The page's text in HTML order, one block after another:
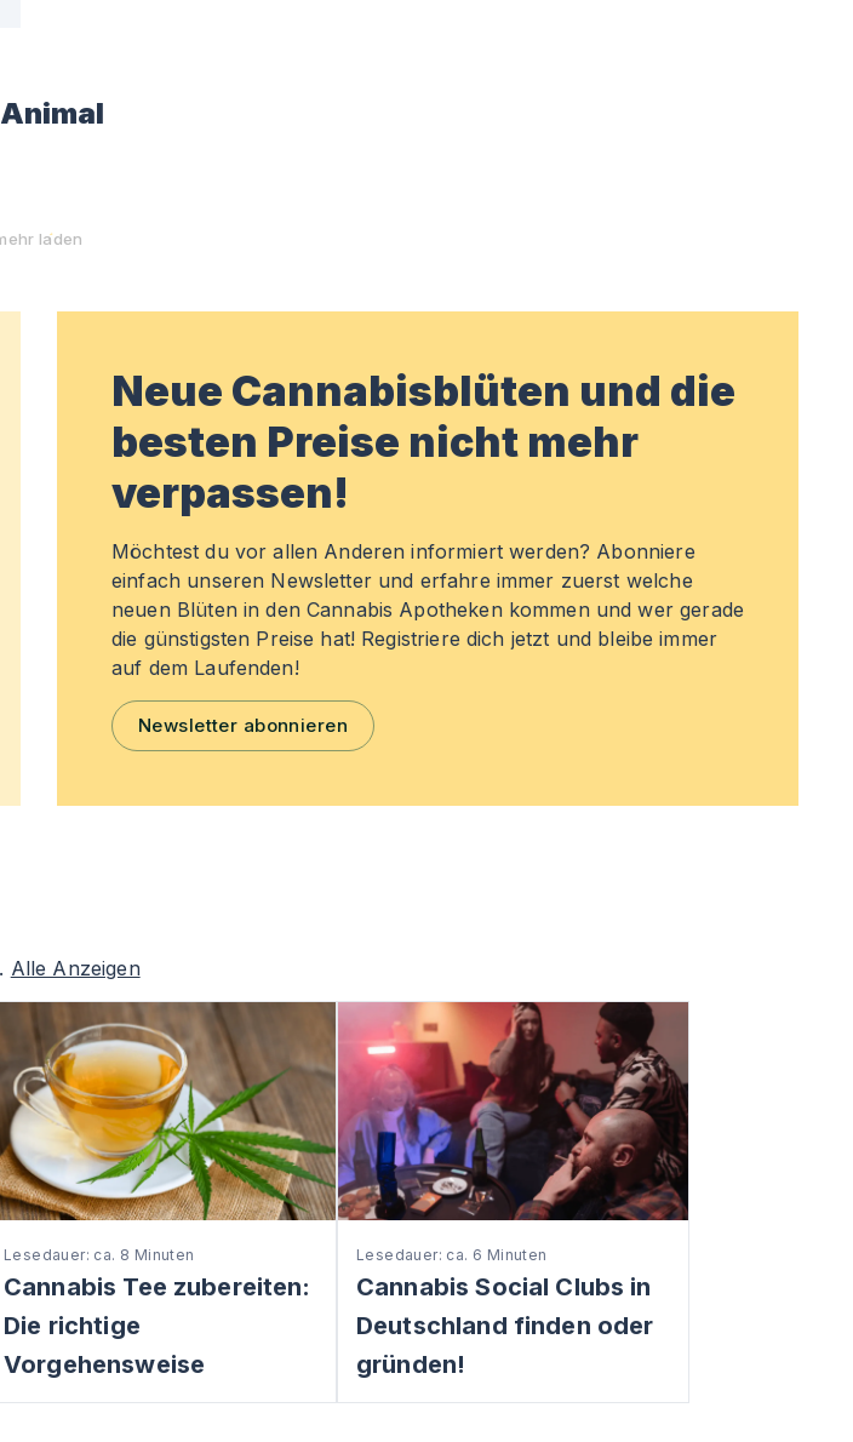
laden
Neue Cannabisblüten und die
besten Preise nicht mehr
verpassen!
Möchtest du vor allen Anderen informiert werden? Abonniere
einfach unseren Newsletter und erfahre immer zuerst welche
neuen Blüten in den Cannabis Apotheken kommen und wer gerade
die günstigsten Preise hat! Registriere dich jetzt und bleibe immer
auf dem Laufenden!
Newsletter abonnieren
Alle Anzeigen
Lesedauer: ca. 8 Minuten
Cannabis Tee zubereiten:
Die richtige
Vorgehensweise
Lesedauer: ca. 6 Minuten
Cannabis Social Clubs in
Deutschland finden oder
gründen!